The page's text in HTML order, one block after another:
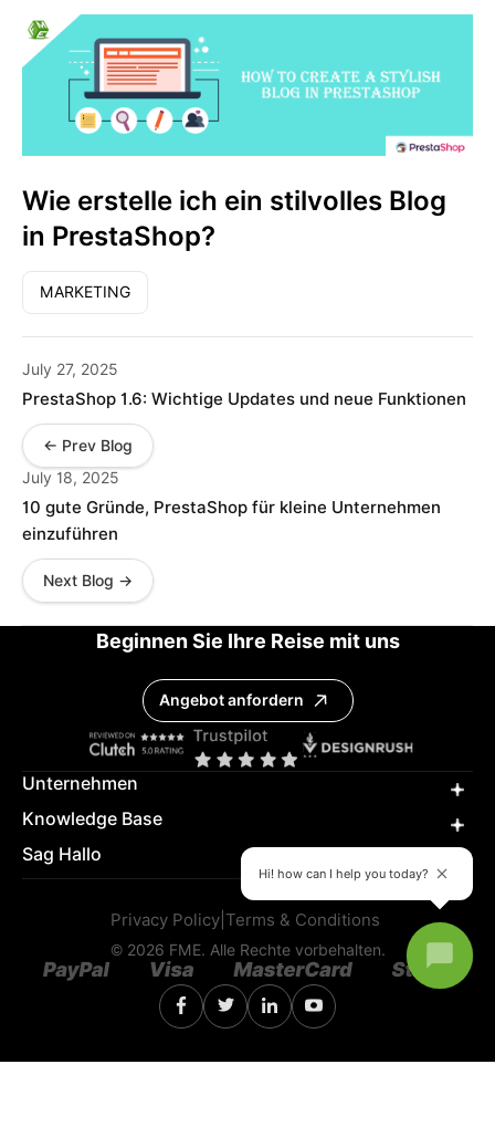
Wie erstelle ich ein stilvolles Blog
in PrestaShop?
MARKETING
July 27, 2025
PrestaShop 1.6: Wichtige Updates und neue Funktionen
← Prev Blog
July 18, 2025
10 gute Gründe, PrestaShop für kleine Unternehmen
einzuführen
Next Blog →
Beginnen Sie Ihre Reise mit uns
Angebot anfordern
Unternehmen
Knowledge Base
Sag Hallo
Hi! how can I help you today?
Privacy Policy| Terms & Conditions
© 2026 FME. Alle Rechte vorbehalten.